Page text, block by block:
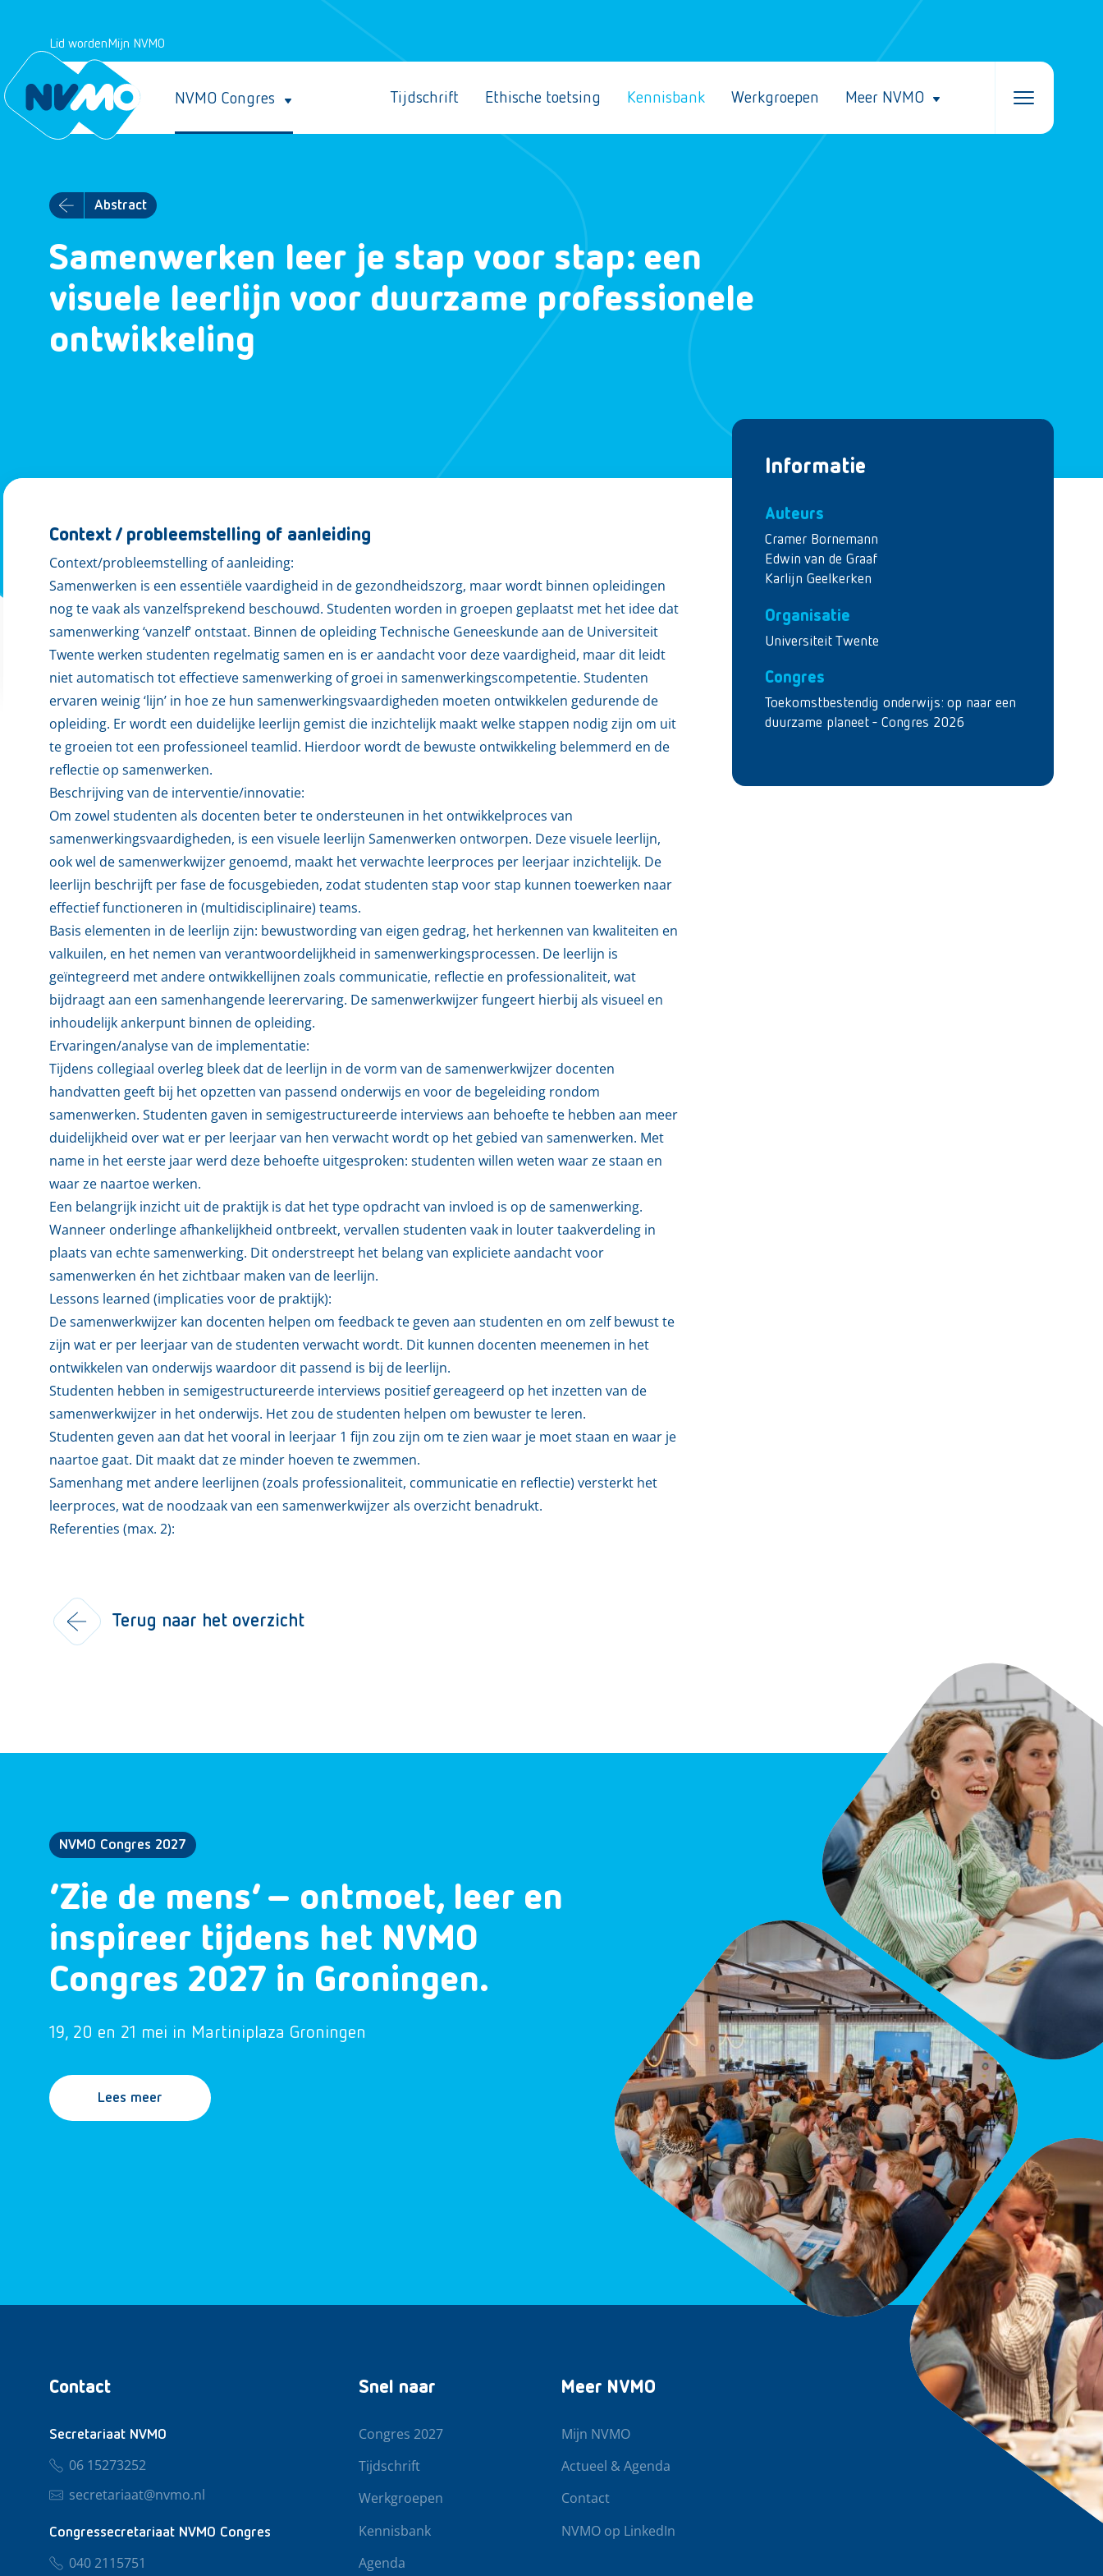
Lid wordenMijn NVMO
NVMO Congres Tijdschrift Ethische toetsing Kennisbank Werkgroepen Meer NVMO
Abstract
Samenwerken leer je stap voor stap: een
visuele leerlijn voor duurzame professionele
ontwikkeling
Informatie
Auteurs
Cramer Bornemann
Edwin van de Graaf
Karlijn Geelkerken
Organisatie
Universiteit Twente
Congres
Toekomstbestendig onderwijs: op naar een
duurzame planeet - Congres 2026
Context / probleemstelling of aanleiding
Context/probleemstelling of aanleiding:
Samenwerken is een essentiële vaardigheid in de gezondheidszorg, maar wordt binnen opleidingen
nog te vaak als vanzelfsprekend beschouwd. Studenten worden in groepen geplaatst met het idee dat
samenwerking ‘vanzelf’ ontstaat. Binnen de opleiding Technische Geneeskunde aan de Universiteit
Twente werken studenten regelmatig samen en is er aandacht voor deze vaardigheid, maar dit leidt
niet automatisch tot effectieve samenwerking of groei in samenwerkingscompetentie. Studenten
ervaren weinig ‘lijn’ in hoe ze hun samenwerkingsvaardigheden moeten ontwikkelen gedurende de
opleiding. Er wordt een duidelijke leerlijn gemist die inzichtelijk maakt welke stappen nodig zijn om uit
te groeien tot een professioneel teamlid. Hierdoor wordt de bewuste ontwikkeling belemmerd en de
reflectie op samenwerken.
Beschrijving van de interventie/innovatie:
Om zowel studenten als docenten beter te ondersteunen in het ontwikkelproces van
samenwerkingsvaardigheden, is een visuele leerlijn Samenwerken ontworpen. Deze visuele leerlijn,
ook wel de samenwerkwijzer genoemd, maakt het verwachte leerproces per leerjaar inzichtelijk. De
leerlijn beschrijft per fase de focusgebieden, zodat studenten stap voor stap kunnen toewerken naar
effectief functioneren in (multidisciplinaire) teams.
Basis elementen in de leerlijn zijn: bewustwording van eigen gedrag, het herkennen van kwaliteiten en
valkuilen, en het nemen van verantwoordelijkheid in samenwerkingsprocessen. De leerlijn is
geïntegreerd met andere ontwikkellijnen zoals communicatie, reflectie en professionaliteit, wat
bijdraagt aan een samenhangende leerervaring. De samenwerkwijzer fungeert hierbij als visueel en
inhoudelijk ankerpunt binnen de opleiding.
Ervaringen/analyse van de implementatie:
Tijdens collegiaal overleg bleek dat de leerlijn in de vorm van de samenwerkwijzer docenten
handvatten geeft bij het opzetten van passend onderwijs en voor de begeleiding rondom
samenwerken. Studenten gaven in semigestructureerde interviews aan behoefte te hebben aan meer
duidelijkheid over wat er per leerjaar van hen verwacht wordt op het gebied van samenwerken. Met
name in het eerste jaar werd deze behoefte uitgesproken: studenten willen weten waar ze staan en
waar ze naartoe werken.
Een belangrijk inzicht uit de praktijk is dat het type opdracht van invloed is op de samenwerking.
Wanneer onderlinge afhankelijkheid ontbreekt, vervallen studenten vaak in louter taakverdeling in
plaats van echte samenwerking. Dit onderstreept het belang van expliciete aandacht voor
samenwerken én het zichtbaar maken van de leerlijn.
Lessons learned (implicaties voor de praktijk):
De samenwerkwijzer kan docenten helpen om feedback te geven aan studenten en om zelf bewust te
zijn wat er per leerjaar van de studenten verwacht wordt. Dit kunnen docenten meenemen in het
ontwikkelen van onderwijs waardoor dit passend is bij de leerlijn.
Studenten hebben in semigestructureerde interviews positief gereageerd op het inzetten van de
samenwerkwijzer in het onderwijs. Het zou de studenten helpen om bewuster te leren.
Studenten geven aan dat het vooral in leerjaar 1 fijn zou zijn om te zien waar je moet staan en waar je
naartoe gaat. Dit maakt dat ze minder hoeven te zwemmen.
Samenhang met andere leerlijnen (zoals professionaliteit, communicatie en reflectie) versterkt het
leerproces, wat de noodzaak van een samenwerkwijzer als overzicht benadrukt.
Referenties (max. 2):
Terug naar het overzicht
NVMO Congres 2027
‘Zie de mens’ – ontmoet, leer en
inspireer tijdens het NVMO
Congres 2027 in Groningen.
19, 20 en 21 mei in Martiniplaza Groningen
Lees meer
Contact
Secretariaat NVMO
06 15273252
secretariaat@nvmo.nl
Congressecretariaat NVMO Congres
040 2115751
Snel naar
Congres 2027
Tijdschrift
Werkgroepen
Kennisbank
Agenda
Meer NVMO
Mijn NVMO
Actueel & Agenda
Contact
NVMO op LinkedIn